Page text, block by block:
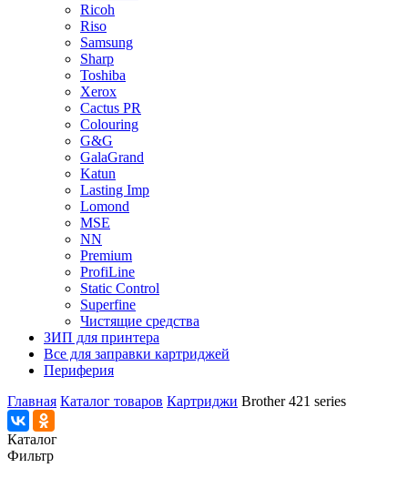
Ricoh
Riso
Samsung
Sharp
Toshiba
Xerox
Cactus PR
Colouring
G&G
GalaGrand
Katun
Lasting Imp
Lomond
MSE
NN
Premium
ProfiLine
Static Control
Superfine
Чистящие средства
ЗИП для принтера
Все для заправки картриджей
Периферия
Главная Каталог товаров Картриджи Brother 421 series
Каталог
Фильтр